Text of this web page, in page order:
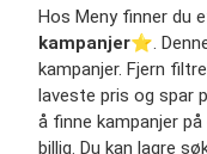
Hos Meny finner du
kampanjer⭐️.
kampanjer. Fjern
laveste pris og spar
å finne kampanjer
billig. Du kan lagre